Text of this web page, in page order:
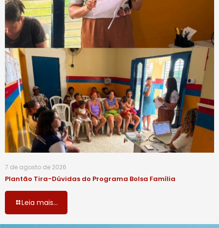
7 de agosto de 2026
Plantão Tira-Dúvidas do Programa Bolsa Família
Leia mais...